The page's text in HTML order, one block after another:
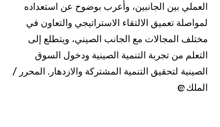
العملي بين الجانبين، وأعرب بوضوح عن استعداده
لمواصلة تعميق الالتقاء الاستراتيجي والتعاون في
مختلف المجالات مع الجانب الصيني، ويتطلع إلى
التعلم من تجربة التنمية الصينية ودخول السوق
الصينية لتحقيق التنمية المشتركة والازدهار. المحرر /
الملك